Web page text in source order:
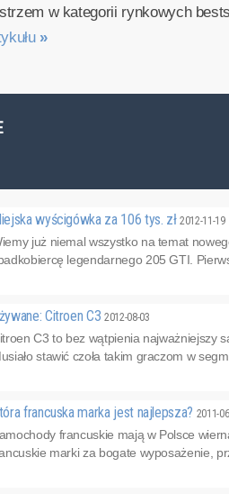
w kategorii rynkowych
»
wyścigówka za 106 tys. zł2012-11-19
już niemal wszystko na temat
legendarnego 205 GTI.
Citroen C3 2012-08-03
C3 to bez wątpienia najważniejszy
stawić czoła takim graczom w
francuska marka jest najlepsza? 2011-
francuskie mają w Polsce
marki za bogate wyposażenie,